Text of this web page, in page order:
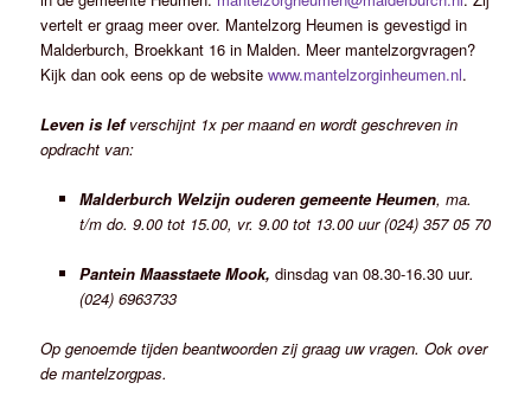
vertelt er graag meer over. Mantelzorg Heumen is gevestigd in
Malderburch, Broekkant 16 in Malden. Meer mantelzorgvragen?
Kijk dan ook eens op de websitewww.mantelzorginheumen.nl.
Leven is lefverschijnt 1x per maand en wordt geschreven in
opdracht van:
Malderburch Welzijn ouderen gemeente Heumen, ma.
t/m do. 9.00 tot 15.00, vr. 9.00 tot 13.00 uur (024) 357 05 70
Pantein Maasstaete Mook, dinsdag van 08.30-16.30 uur.
(024) 6963733
Op genoemde tijden beantwoorden zij graag uw vragen. Ook over
de mantelzorgpas.